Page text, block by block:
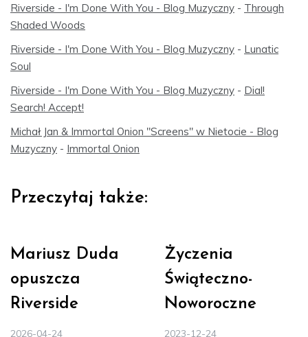
Riverside - I'm Done With You - Blog Muzyczny - Through
Shaded Woods
Riverside - I'm Done With You - Blog Muzyczny - Lunatic
Soul
Riverside - I'm Done With You - Blog Muzyczny - Dial!
Search! Accept!
Michał Jan & Immortal Onion "Screens" w Nietocie - Blog
Muzyczny - Immortal Onion
Przeczytaj także:
Mariusz Duda
opuszcza
Riverside
2026-04-24
Życzenia
Świąteczno-
Noworoczne
2023-12-24